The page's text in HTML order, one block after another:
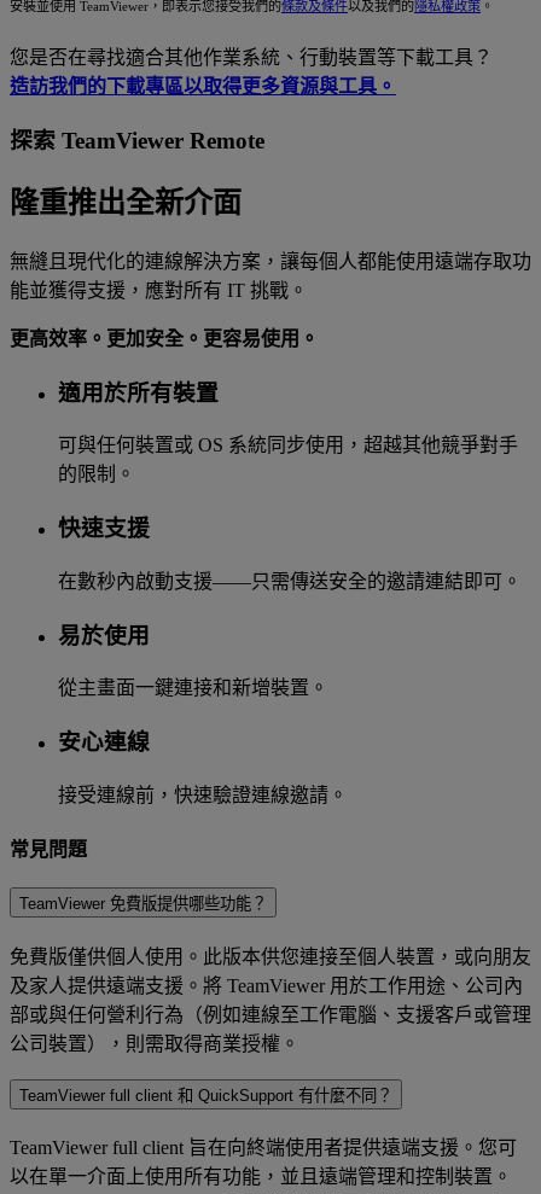
安裝並使用 TeamViewer，即表示您接受我們的條款及條件以及我們的隱私權政策 。
您是否在尋找適合其他作業系統、行動裝置等下載工具？
造訪我們的下載專區以取得更多資源與工具。
探索 TeamViewer Remote
隆重推出全新介面
無縫且現代化的連線解決方案，讓每個人都能使用遠端存取功
能並獲得支援，應對所有 IT 挑戰。
更高效率。更加安全。更容易使用。
適用於所有裝置
可與任何裝置或 OS 系統同步使用，超越其他競爭對手
的限制。
快速支援
在數秒內啟動支援——只需傳送安全的邀請連結即可。
易於使用
從主畫面一鍵連接和新增裝置。
安心連線
接受連線前，快速驗證連線邀請。
常見問題
TeamViewer 免費版提供哪些功能？
免費版僅供個人使用。此版本供您連接至個人裝置，或向朋友
及家人提供遠端支援。將 TeamViewer 用於工作用途、公司內
部或與任何營利行為（例如連線至工作電腦、支援客戶或管理
公司裝置），則需取得商業授權。
TeamViewer full client 和 QuickSupport 有什麼不同？
TeamViewer full client 旨在向終端使用者提供遠端支援。您可
以在單一介面上使用所有功能，並且遠端管理和控制裝置。